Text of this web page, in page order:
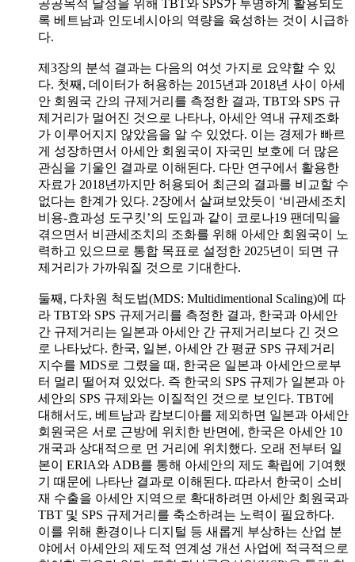
공공목적 달성을 위해 TBT와 SPS가 투명하게 활용되도
록 베트남과 인도네시아의 역량을 육성하는 것이 시급하
다.
제3장의 분석 결과는 다음의 여섯 가지로 요약할 수 있
다. 첫째, 데이터가 허용하는 2015년과 2018년 사이 아세
안 회원국 간의 규제거리를 측정한 결과, TBT와 SPS 규
제거리가 멀어진 것으로 나타나, 아세안 역내 규제조화
가 이루어지지 않았음을 알 수 있었다. 이는 경제가 빠르
게 성장하면서 아세안 회원국이 자국민 보호에 더 많은
관심을 기울인 결과로 이해된다. 다만 연구에서 활용한
자료가 2018년까지만 허용되어 최근의 결과를 비교할 수
없다는 한계가 있다. 2장에서 살펴보았듯이 ‘비관세조치
비용-효과성 도구킷’의 도입과 같이 코로나19 팬데믹을
겪으면서 비관세조치의 조화를 위해 아세안 회원국이 노
력하고 있으므로 통합 목표로 설정한 2025년이 되면 규
제거리가 가까워질 것으로 기대한다.
둘째, 다차원 척도법(MDS: Multidimentional Scaling)에 따
라 TBT와 SPS 규제거리를 측정한 결과, 한국과 아세안
간 규제거리는 일본과 아세안 간 규제거리보다 긴 것으
로 나타났다. 한국, 일본, 아세안 간 평균 SPS 규제거리
지수를 MDS로 그렸을 때, 한국은 일본과 아세안으로부
터 멀리 떨어져 있었다. 즉 한국의 SPS 규제가 일본과 아
세안의 SPS 규제와는 이질적인 것으로 보인다. TBT에
대해서도, 베트남과 캄보디아를 제외하면 일본과 아세안
회원국은 서로 근방에 위치한 반면에, 한국은 아세안 10
개국과 상대적으로 먼 거리에 위치했다. 오래 전부터 일
본이 ERIA와 ADB를 통해 아세안의 제도 확립에 기여했
기 때문에 나타난 결과로 이해된다. 따라서 한국이 소비
재 수출을 아세안 지역으로 확대하려면 아세안 회원국과
TBT 및 SPS 규제거리를 축소하려는 노력이 필요하다.
이를 위해 환경이나 디지털 등 새롭게 부상하는 산업 분
야에서 아세안의 제도적 연계성 개선 사업에 적극적으로